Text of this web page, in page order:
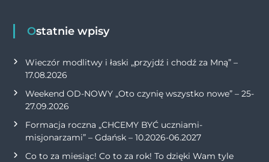
Ostatnie wpisy
Wieczór modlitwy i łaski „przyjdź i chodź za Mną” –
17.08.2026
Weekend OD-NOWY „Oto czynię wszystko nowe” – 25-
27.09.2026
Formacja roczna „CHCEMY BYĆ uczniami-
misjonarzami” – Gdańsk – 10.2026-06.2027
Co to za miesiąc! Co to za rok! To dzięki Wam tyle